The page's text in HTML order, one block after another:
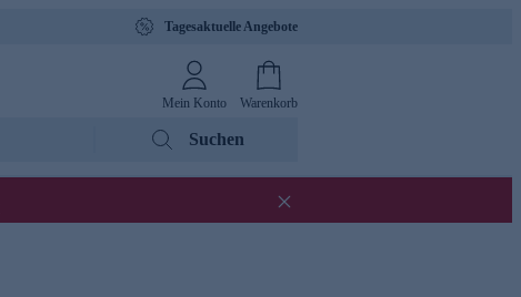
Tagesaktuelle Angebote
Mein Konto Warenkorb
Suchen